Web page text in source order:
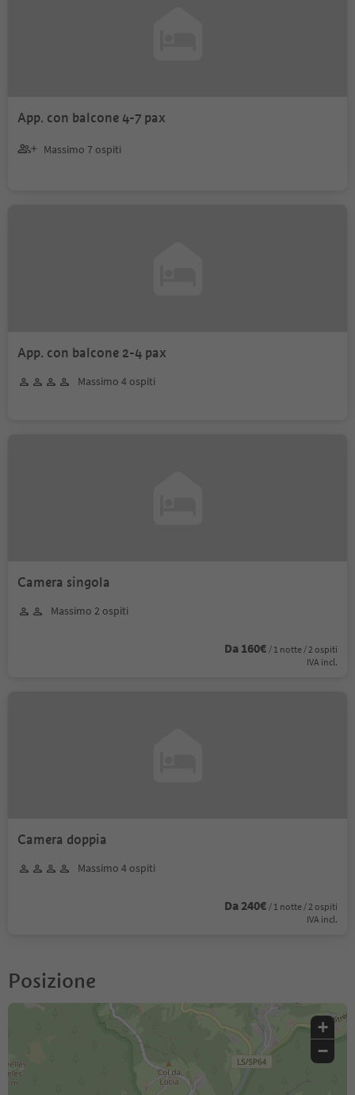
App. con balcone 4-7 pax
Massimo 7 ospiti
App. con balcone 2-4 pax
Massimo 4 ospiti
Camera singola
Massimo 2 ospiti
Da 160€ / 1 notte / 2 ospiti
IVA incl.
Camera doppia
Massimo 4 ospiti
Da 240€ / 1 notte / 2 ospiti
IVA incl.
Posizione
+
−